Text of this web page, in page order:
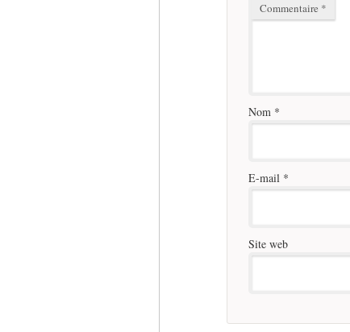
Commentaire *
Nom *
E-mail *
Site web